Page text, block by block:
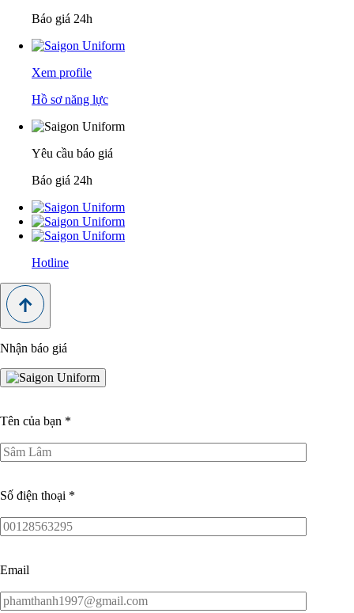
Báo giá 24h
Xem profile
Hồ sơ năng lực
Yêu cầu báo giá
Báo giá 24h
Hotline
Nhận báo giá
Tên của bạn *
Số điện thoại *
Email